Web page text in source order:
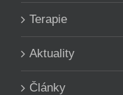
Terapie
Aktuality
Články